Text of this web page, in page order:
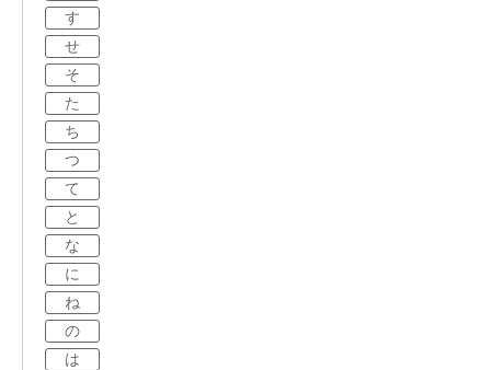
す
せ
そ
た
ち
つ
て
と
な
に
ね
の
は